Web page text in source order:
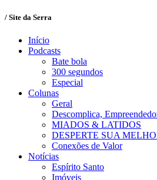
/ Site da Serra
Início
Podcasts
Bate bola
300 segundos
Especial
Colunas
Geral
Descomplica,
MIADOS & LATIDOS
DESPERTE SUA
Conexões de Valor
Notícias
Espírito Santo
Imóveis